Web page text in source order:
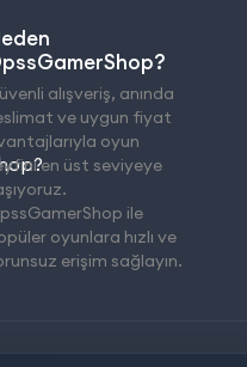
alışveriş, anında
ve uygun fiyat
oyun
en üst seviyeye
ile
oyunlara hızlı ve
erişim sağlayın.